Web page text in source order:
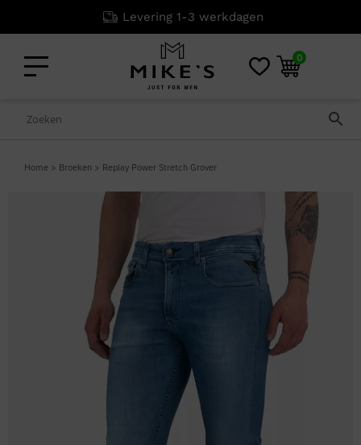
Levering 1-3 werkdagen
0
Home > Broeken > Replay Power Stretch Grover